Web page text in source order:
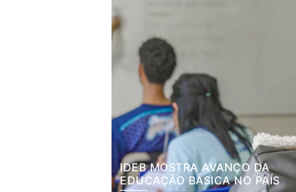
IDEB MOSTRA AVANÇO DA
EDUCAÇÃO BÁSICA NO PAÍS